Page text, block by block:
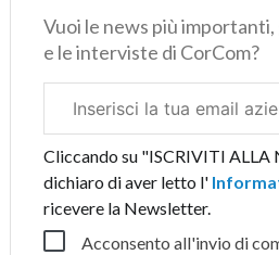
Vuoi le news più
e le interviste di CorCom?
aziendale
Cliccando su "ISCRIVITI ALLA
dichiaro di aver letto l'
ricevere la Newsletter.
Acconsento all'invio di